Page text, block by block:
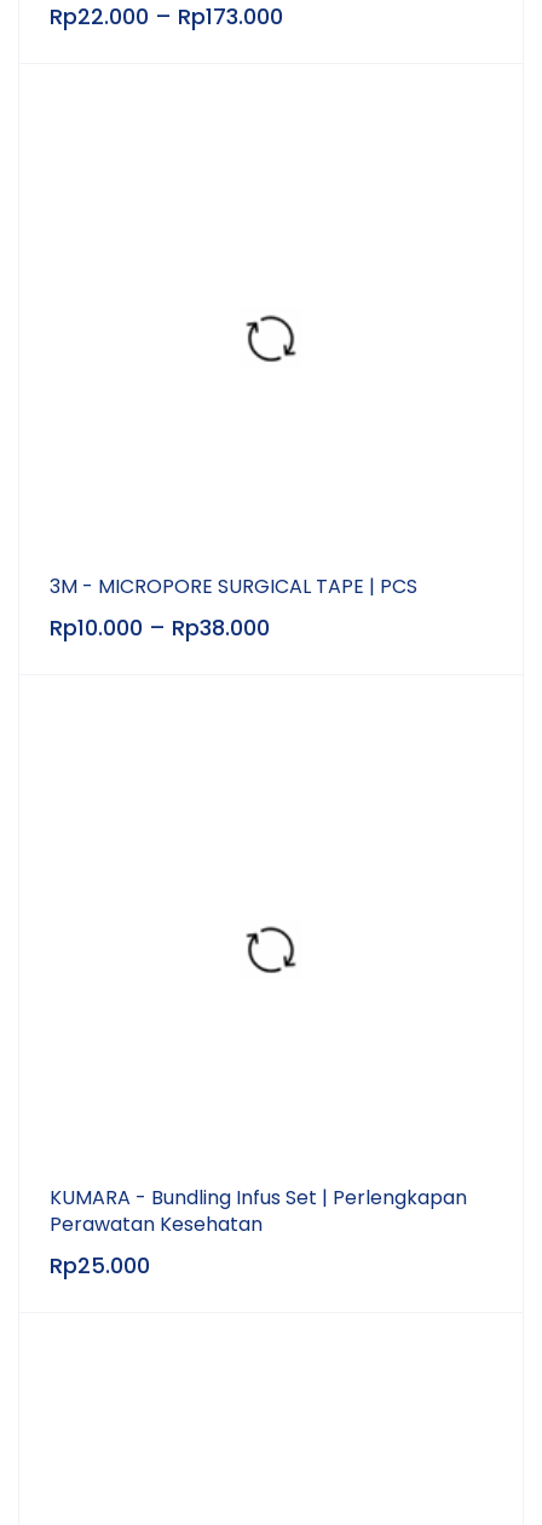
Rp22.000 – Rp173.000
3M - MICROPORE SURGICAL TAPE | PCS
Rp10.000 – Rp38.000
KUMARA - Bundling Infus Set | Perlengkapan
Perawatan Kesehatan
Rp25.000